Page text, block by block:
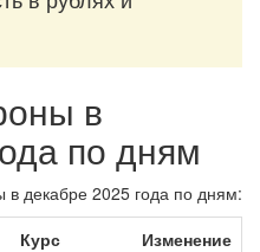
в
по дням
в декабре 2025 года по дням:
Курс Изменение